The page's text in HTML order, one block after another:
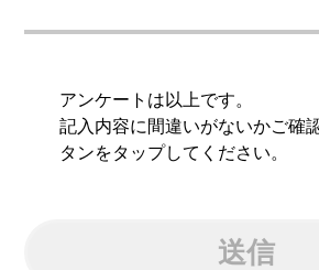
アンケートは以上です。
記入内容に間違いがないかご確
タンをタップしてください。
送信